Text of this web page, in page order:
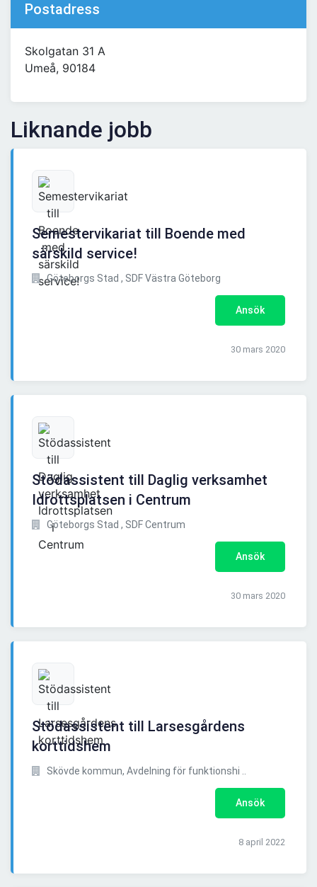
Postadress
Skolgatan 31 A
Umeå, 90184
Liknande jobb
Semestervikariat till Boende med
särskild service!
Göteborgs Stad , SDF Västra Göteborg
Ansök
30 mars 2020
Stödassistent till Daglig verksamhet
Idrottsplatsen i Centrum
Göteborgs Stad , SDF Centrum
Ansök
30 mars 2020
Stödassistent till Larsesgårdens
korttidshem
Skövde kommun, Avdelning för funktionshi ..
Ansök
8 april 2022